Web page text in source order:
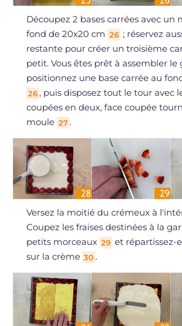
Découpez 2 bases carrées avec un
fond de 20x20 cm 26 ; réservez
restante pour créer un troisième
petit. Vous êtes prêt à assembler le
positionnez une base carrée au
26 , puis disposez tout le tour avec
coupées en deux, face coupée
moule 27 .
Versez la moitié du crémeux à
Coupez les fraises destinées à la
petits morceaux 29 et répartissez-
sur la crème 30 .